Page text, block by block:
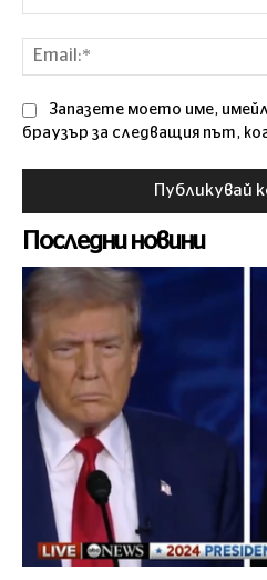
Запазете моето име,
браузър за следващия път,
Последни новини